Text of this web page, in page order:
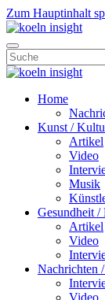
Zum Hauptinhalt
Home
Kunst /
Artikel
Video
Musik
Gesundheit
Artikel
Video
Nachrichten
Video